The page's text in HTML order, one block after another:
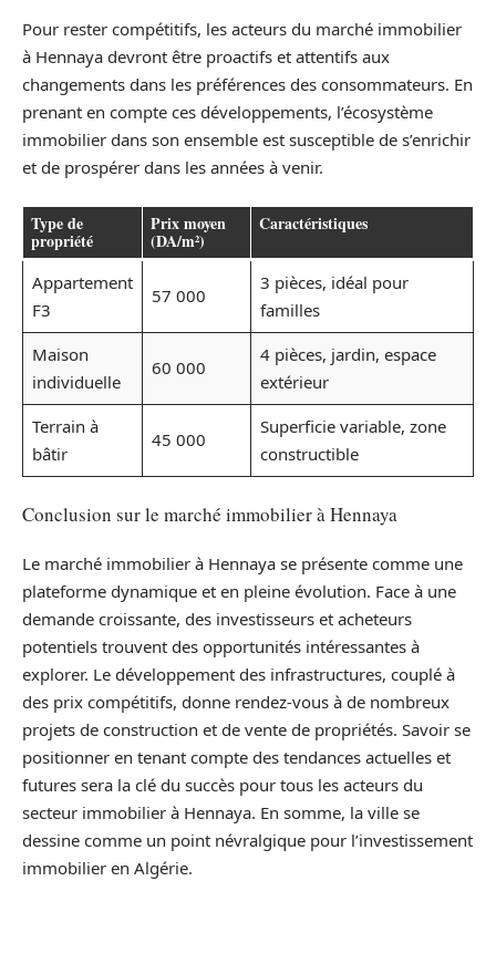
Pour rester compétitifs, les acteurs du marché immobilier
à Hennaya devront être proactifs et attentifs aux
changements dans les préférences des consommateurs. En
prenant en compte ces développements, l’écosystème
immobilier dans son ensemble est susceptible de s’enrichir
et de prospérer dans les années à venir.
Type de
propriété
Prix moyen
(DA/m²)
Caractéristiques
Appartement
F3
57 000
3 pièces, idéal pour
familles
Maison
individuelle
60 000
4 pièces, jardin, espace
extérieur
Terrain à
bâtir
45 000
Superficie variable, zone
constructible
Conclusion sur le marché immobilier à Hennaya
Le marché immobilier à Hennaya se présente comme une
plateforme dynamique et en pleine évolution. Face à une
demande croissante, des investisseurs et acheteurs
potentiels trouvent des opportunités intéressantes à
explorer. Le développement des infrastructures, couplé à
des prix compétitifs, donne rendez-vous à de nombreux
projets de construction et de vente de propriétés. Savoir se
positionner en tenant compte des tendances actuelles et
futures sera la clé du succès pour tous les acteurs du
secteur immobilier à Hennaya. En somme, la ville se
dessine comme un point névralgique pour l’investissement
immobilier en Algérie.